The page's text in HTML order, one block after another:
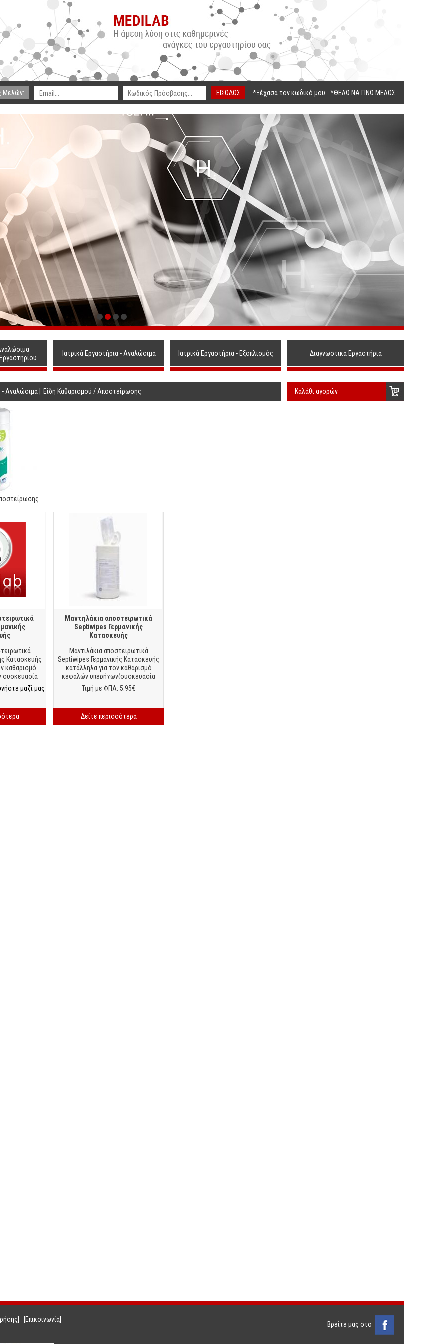
Μελών: ΕΙΣΟΔΟΣ *Ξέχασα τον κωδικό μου *ΘΕΛΩ ΝΑ ΓΙΝΩ ΜΕΛΟΣ
Ιατρικά Εργαστήρια - Αναλώσιμα Ιατρικά Εργαστήρια - Εξοπλισμός Διαγνωστικα Εργαστήρια
- Αναλώσιμα Είδη Καθαρισμού / Αποστείρωσης
Κατασκευής
καθαρισμό
συσκευασία
μαζί μας
Μαντηλάκια αποστειρωτικά
Septiwipes Γερμανικής
Κατασκευής
Μαντιλάκια αποστειρωτικά
Septiwipes Γερμανικής Κατασκευής
κατάλληλα για τον καθαρισμό
κεφαλών υπερήχων(συσκευασία
100τμχ)
Τιμή με ΦΠΑ: 5.95€
Δείτε περισσότερα
Καλάθι αγορών
[Επικοινωνία]
Βρείτε μας στο